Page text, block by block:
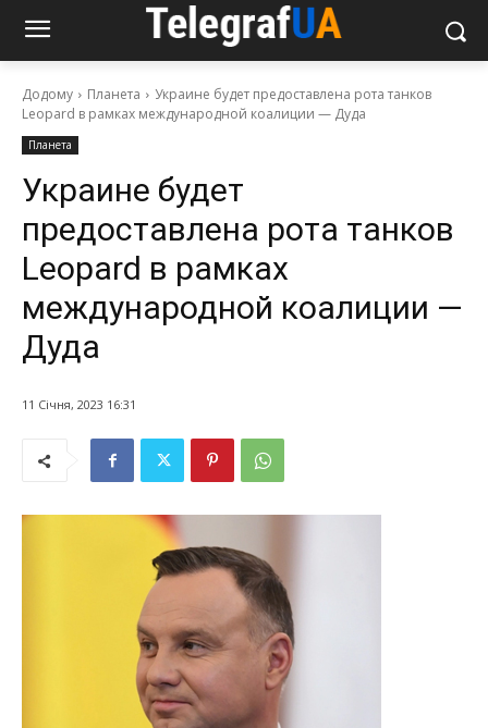
Додому Планета
Украине будет предоставлена рота танков
Leopard в рамках международной коалиции — Дуда
Планета
Украине будет
предоставлена рота танков
Leopard в рамках
международной коалиции —
Дуда
11 Січня, 2023 16:31